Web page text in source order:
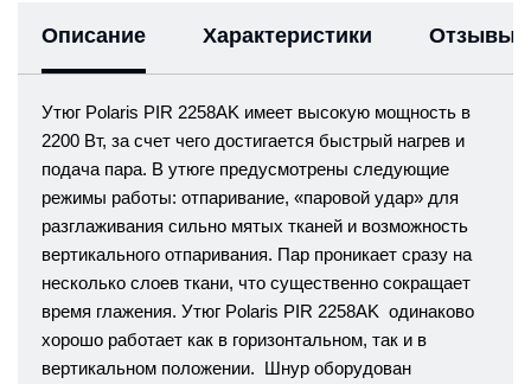
Описание Характеристики Отзывы
Утюг Polaris PIR 2258AK имеет высокую мощность в
2200 Вт, за счет чего достигается быстрый нагрев и
подача пара. В утюге предусмотрены следующие
режимы работы: отпаривание, «паровой удар» для
разглаживания сильно мятых тканей и возможность
вертикального отпаривания. Пар проникает сразу на
несколько слоев ткани, что существенно сокращает
время глажения. Утюг Polaris PIR 2258AK одинаково
хорошо работает как в горизонтальном, так и в
вертикальном положении. Шнур оборудован